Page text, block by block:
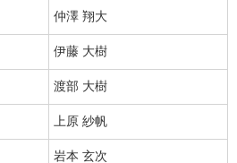
仲澤 翔大
伊藤 大樹
渡部 大樹
上原 紗帆
岩本 玄次